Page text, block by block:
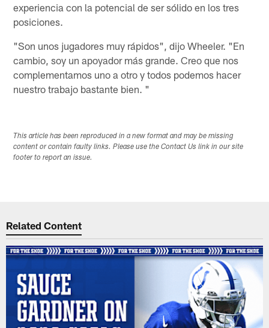
experiencia con la potencial de ser sólido en los tres
posiciones.
"Son unos jugadores muy rápidos", dijo Wheeler. "En
cambio, soy un apoyador más grande. Creo que nos
complementamos uno a otro y todos podemos hacer
nuestro trabajo bastante bien. "
This article has been reproduced in a new format and may be missing
content or contain faulty links. Please use the Contact Us link in our site
footer to report an issue.
Related Content